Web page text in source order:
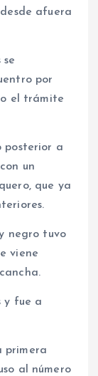
afuera
se
por
el trámite
posterior a
un
que ya
negro tuvo
viene
y fue a
primera
al número